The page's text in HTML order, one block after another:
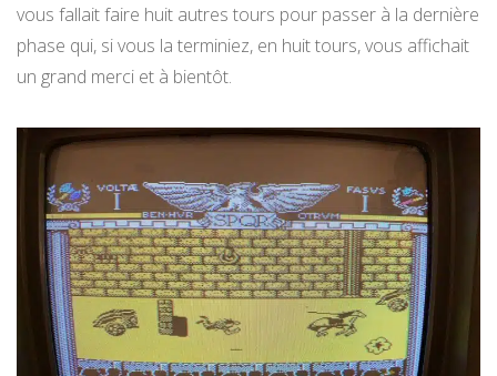
vous fallait faire huit autres tours pour passer à la dernière
phase qui, si vous la terminiez, en huit tours, vous affichait
un grand merci et à bientôt.